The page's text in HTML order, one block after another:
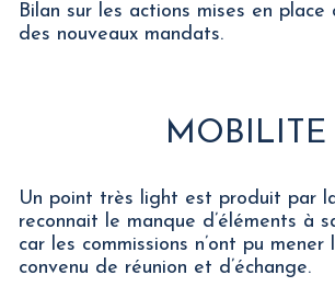
Bilan sur les actions mises en place
des nouveaux mandats.
MOBILITE
Un point très light est produit par
reconnait le manque d’éléments à
car les commissions n’ont pu mener
convenu de réunion et d’échange.